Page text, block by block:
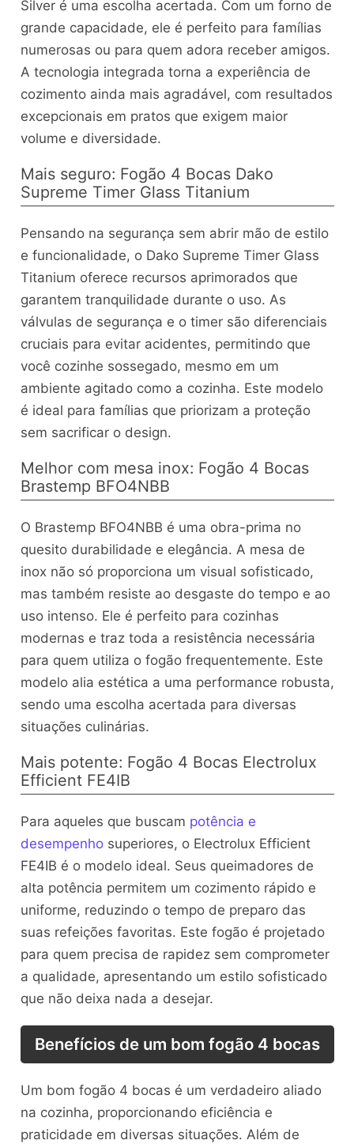
Silver é uma escolha acertada. Com um forno de
grande capacidade, ele é perfeito para famílias
numerosas ou para quem adora receber amigos.
A tecnologia integrada torna a experiência de
cozimento ainda mais agradável, com resultados
excepcionais em pratos que exigem maior
volume e diversidade.
Mais seguro: Fogão 4 Bocas Dako
Supreme Timer Glass Titanium
Pensando na segurança sem abrir mão de estilo
e funcionalidade, o Dako Supreme Timer Glass
Titanium oferece recursos aprimorados que
garantem tranquilidade durante o uso. As
válvulas de segurança e o timer são diferenciais
cruciais para evitar acidentes, permitindo que
você cozinhe sossegado, mesmo em um
ambiente agitado como a cozinha. Este modelo
é ideal para famílias que priorizam a proteção
sem sacrificar o design.
Melhor com mesa inox: Fogão 4 Bocas
Brastemp BFO4NBB
O Brastemp BFO4NBB é uma obra-prima no
quesito durabilidade e elegância. A mesa de
inox não só proporciona um visual sofisticado,
mas também resiste ao desgaste do tempo e ao
uso intenso. Ele é perfeito para cozinhas
modernas e traz toda a resistência necessária
para quem utiliza o fogão frequentemente. Este
modelo alia estética a uma performance robusta,
sendo uma escolha acertada para diversas
situações culinárias.
Mais potente: Fogão 4 Bocas Electrolux
Efficient FE4IB
Para aqueles que buscam potência e
desempenhosuperiores, o Electrolux Efficient
FE4IB é o modelo ideal. Seus queimadores de
alta potência permitem um cozimento rápido e
uniforme, reduzindo o tempo de preparo das
suas refeições favoritas. Este fogão é projetado
para quem precisa de rapidez sem comprometer
a qualidade, apresentando um estilo sofisticado
que não deixa nada a desejar.
Benefícios de um bom fogão 4 bocas
Um bom fogão 4 bocas é um verdadeiro aliado
na cozinha, proporcionando eficiência e
praticidade em diversas situações. Além de